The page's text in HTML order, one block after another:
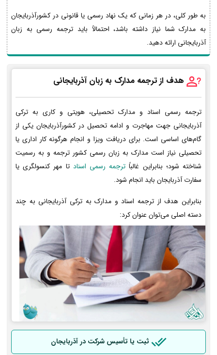
به طور کلی، در هر زمانی که یک نهاد رسمی یا قانونی در کشورآذربایجان
به مدارک شما نیاز داشته باشد، احتمالاً باید ترجمه رسمی به زبان
آذربایجانی ارائه دهید.
هدف از ترجمه مدارک به زبان آذربایجانی
ترجمه رسمی اسناد و مدارک تحصیلی، هویتی و کاری به ترکی
آذربایجانی جهت مهاجرت و ادامه تحصیل در کشورآذربایجان یکی از
گام‌های اساسی است. برای دریافت ویزا و انجام هرگونه کار اداری یا
تحصیلی نیاز است مدارک به زبان رسمی کشور ترجمه و به رسمیت
شناخته شود؛ بنابراین غالباً ترجمه رسمی اسناد تا مهر کنسولگری یا
سفارت آذربایجان باید انجام شود.
بنابراین هدف از ترجمه اسناد و مدارک به ترکی آذربایجانی به چند
دسته اصلی می‌توان عنوان کرد:
ثبت یا تأسیس شرکت در آذربایجان